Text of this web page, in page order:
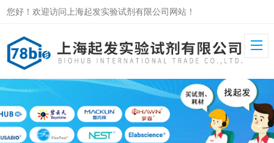
您好！欢迎访问上海起发实验试剂有限公司网站！